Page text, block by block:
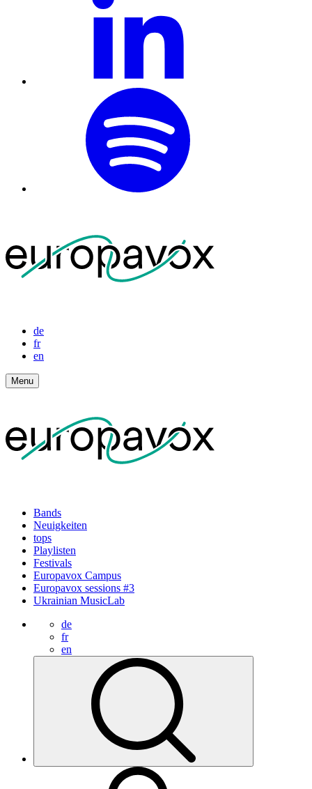
de
fr
en
Menu
Bands
Neuigkeiten
tops
Playlisten
Festivals
Europavox Campus
Europavox sessions #3
Ukrainian MusicLab
de
fr
en